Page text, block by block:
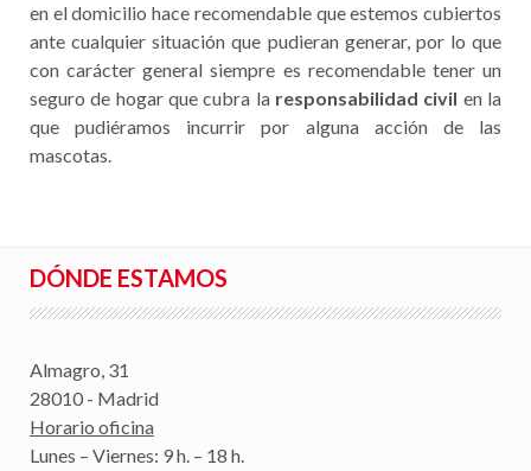
en el domicilio hace recomendable que estemos cubiertos
ante cualquier situación que pudieran generar, por lo que
con carácter general siempre es recomendable tener un
seguro de hogar que cubra la responsabilidad civil en la
que pudiéramos incurrir por alguna acción de las
mascotas.
DÓNDE ESTAMOS
Almagro, 31
28010 - Madrid
Horario oficina
Lunes – Viernes: 9 h. – 18 h.